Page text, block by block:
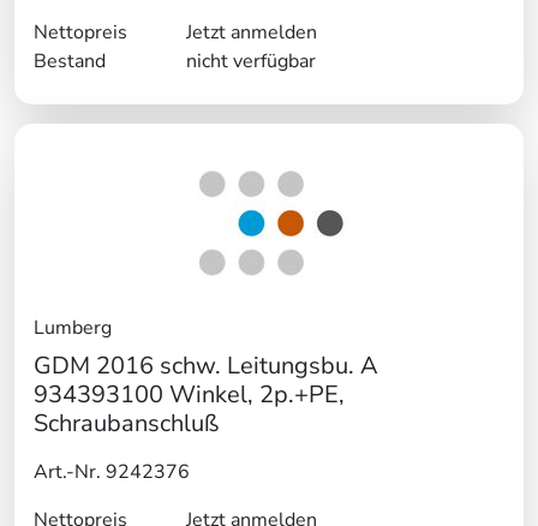
Nettopreis
Jetzt anmelden
Bestand
nicht verfügbar
Lumberg
GDM 2016 schw. Leitungsbu. A
934393100 Winkel, 2p.+PE,
Schraubanschluß
Art.-Nr. 9242376
Nettopreis
Jetzt anmelden